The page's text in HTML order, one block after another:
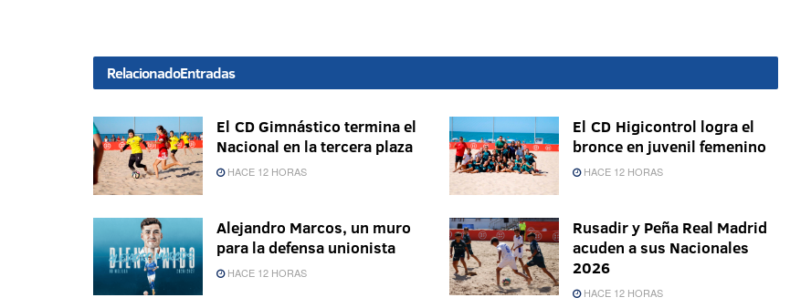
RelacionadoEntradas
El CD Gimnástico termina el
Nacional en la tercera plaza
HACE 12 HORAS
El CD Higicontrol logra el
bronce en juvenil femenino
HACE 12 HORAS
Alejandro Marcos, un muro
para la defensa unionista
HACE 12 HORAS
Rusadir y Peña Real Madrid
acuden a sus Nacionales
2026
HACE 12 HORAS